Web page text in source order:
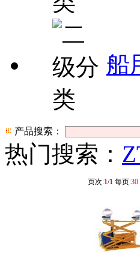
船
产品搜索：
热门搜索：
页次:1/1 每页:30